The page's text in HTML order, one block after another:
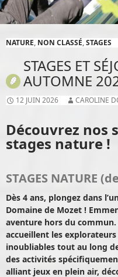
NATURE, NON CLASSÉ,STAGES
STAGES ET
AUTOMNE
12 JUIN 2026 CAROLINE
Découvrez nos
stages nature !
STAGES NATURE
Dès 4 ans, plongez dans
Domaine de Mozet !
aventure hors du
accueillent les
inoubliables tout au long
des activités
alliant jeux en plein air,